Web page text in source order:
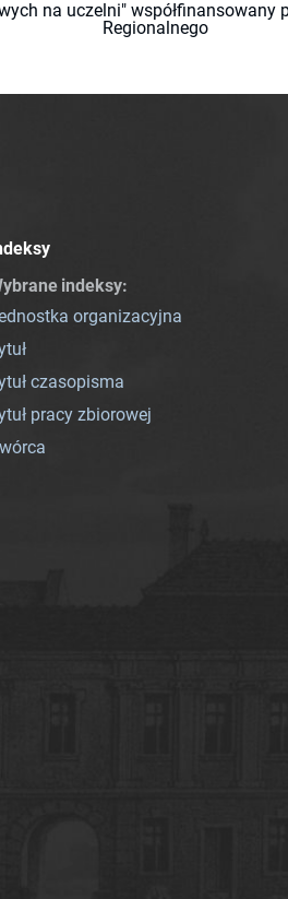
na uczelni" współfinansowany
Regionalnego
indeksy:
organizacyjna
czasopisma
pracy zbiorowej